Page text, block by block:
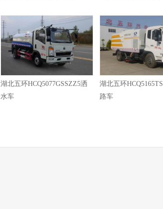
湖北五环HCQ5077GSSZZ5洒
水车
湖北五环
路车